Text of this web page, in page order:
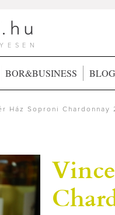
BOR&BUSINESS BLOG
Ház Soproni Chardonnay